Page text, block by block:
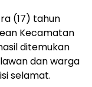
(17) tahun
Kecamatan
ditemukan
dan warga
selamat.